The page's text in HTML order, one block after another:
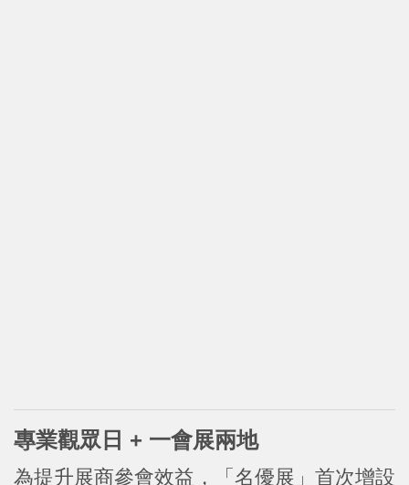
專業觀眾日 + 一會展兩地
為提升展商參會效益，「名優展」首次增設